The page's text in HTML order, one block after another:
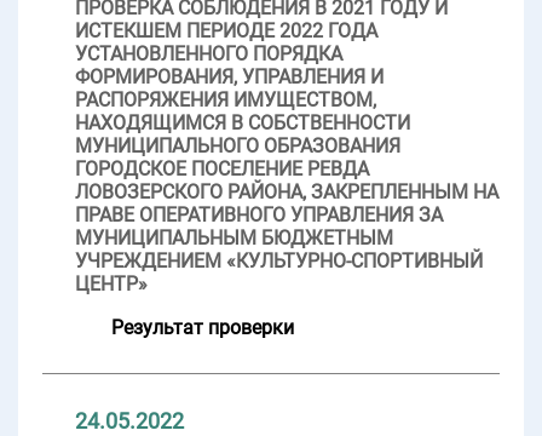
ПРОВЕРКА СОБЛЮДЕНИЯ В 2021 ГОДУ И
ИСТЕКШЕМ ПЕРИОДЕ 2022 ГОДА
УСТАНОВЛЕННОГО ПОРЯДКА
ФОРМИРОВАНИЯ, УПРАВЛЕНИЯ И
РАСПОРЯЖЕНИЯ ИМУЩЕСТВОМ,
НАХОДЯЩИМСЯ В СОБСТВЕННОСТИ
МУНИЦИПАЛЬНОГО ОБРАЗОВАНИЯ
ГОРОДСКОЕ ПОСЕЛЕНИЕ РЕВДА
ЛОВОЗЕРСКОГО РАЙОНА, ЗАКРЕПЛЕННЫМ НА
ПРАВЕ ОПЕРАТИВНОГО УПРАВЛЕНИЯ ЗА
МУНИЦИПАЛЬНЫМ БЮДЖЕТНЫМ
УЧРЕЖДЕНИЕМ «КУЛЬТУРНО-СПОРТИВНЫЙ
ЦЕНТР»
Результат проверки
24.05.2022